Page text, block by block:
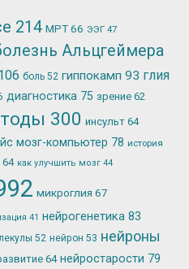
214 МРТ66 ЭЭГ 47
Альцгеймера
боль 52 гиппокамп 93 глия
диагностика 75 зрение 62
300 инсульт 64
мозг-компьютер 78 история
64 как улучшить мозг 44
микроглия 67
41 нейрогенетика 83
52 нейрон 53 нейроны
64 нейростарости 79